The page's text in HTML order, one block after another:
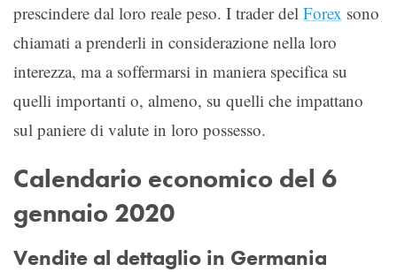
prescindere dal loro reale peso. I trader del Forex sono
chiamati a prenderli in considerazione nella loro
interezza, ma a soffermarsi in maniera specifica su
quelli importanti o, almeno, su quelli che impattano
sul paniere di valute in loro possesso.
Calendario economico del 6
gennaio 2020
Vendite al dettaglio in Germania